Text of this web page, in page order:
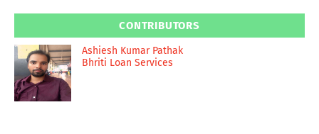
CONTRIBUTORS
Ashiesh Kumar Pathak
Bhriti Loan Services